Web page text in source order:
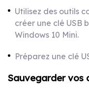
Utilisez des outils
créer une clé USB
Windows 10 Mini.
Préparez une clé
Sauvegarder vos